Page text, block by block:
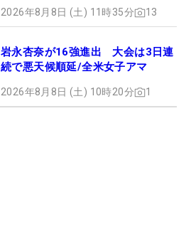
2026年8月8日 (土) 11時35分 13
岩永杏奈が16強進出 大会は3日連
続で悪天候順延/全米女子アマ
2026年8月8日 (土) 10時20分 1